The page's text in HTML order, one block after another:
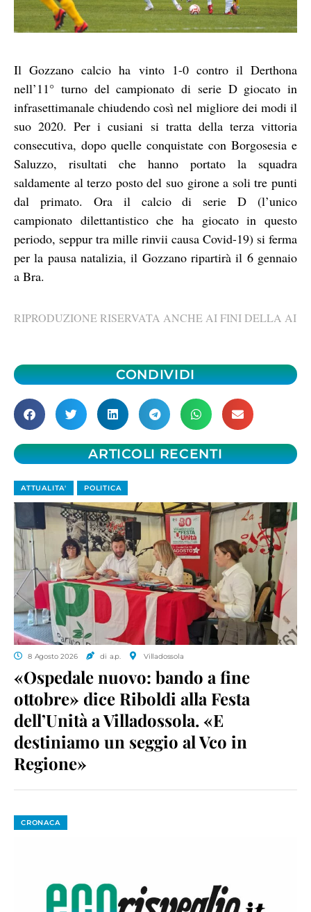
Il Gozzano calcio ha vinto 1-0 contro il Derthona
nell’11° turno del campionato di serie D giocato in
infrasettimanale chiudendo così nel migliore dei modi il
suo 2020. Per i cusiani si tratta della terza vittoria
consecutiva, dopo quelle conquistate con Borgosesia e
Saluzzo, risultati che hanno portato la squadra
saldamente al terzo posto del suo girone a soli tre punti
dal primato. Ora il calcio di serie D (l’unico
campionato dilettantistico che ha giocato in questo
periodo, seppur tra mille rinvii causa Covid-19) si ferma
per la pausa natalizia, il Gozzano ripartirà il 6 gennaio
a Bra.
RIPRODUZIONE RISERVATA ANCHE AI FINI DELLA AI
CONDIVIDI
ARTICOLI RECENTI
ATTUALITA' POLITICA
8 Agosto 2026 di a.p. Villadossola
«Ospedale nuovo: bando a fine
ottobre» dice Riboldi alla Festa
dell’Unità a Villadossola. «E
destiniamo un seggio al Vco in
Regione»
CRONACA